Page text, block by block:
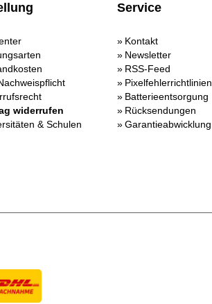
widerrufen
& Schulen
Service
Kontakt
Newsletter
RSS-Feed
Pixelfehlerrichtlinien
Batterieentsorgung
Rücksendungen
Garantieabwicklung